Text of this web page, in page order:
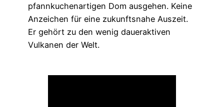
pfannkuchenartigen Dom ausgehen. Keine
Anzeichen für eine zukunftsnahe Auszeit.
Er gehört zu den wenig daueraktiven
Vulkanen der Welt.